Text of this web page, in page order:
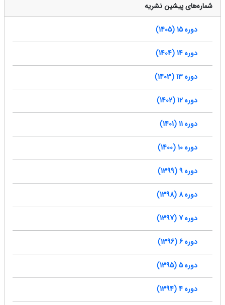
شماره‌های پیشین نشریه
دوره 15 (1405)
دوره 14 (1404)
دوره 13 (1403)
دوره 12 (1402)
دوره 11 (1401)
دوره 10 (1400)
دوره 9 (1399)
دوره 8 (1398)
دوره 7 (1397)
دوره 6 (1396)
دوره 5 (1395)
دوره 4 (1394)